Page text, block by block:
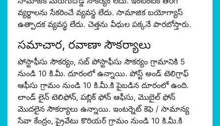
వ్యర్థాలను సేకరించే వ్యవస్థ లేదు. సామాజిక బయోగ్యాస్
ఉత్పాదక వ్యవస్థ లేదు. చెత్తను వీధుల పక్కనే పారబోస్తారు.
సమాచార, రవాణా సౌకర్యాలు
పోస్టాఫీసు సౌకర్యం, సబ్ పోస్టాఫీసు సౌకర్యం గ్రామానికి 5
నుండి 10 కి.మీ. దూరంలో ఉన్నాయి. పోస్ట్ అండ్ టెలిగ్రాఫ్
ఆఫీసు గ్రామం నుండి 10 కి.మీ.కి పైబడిన దూరంలో ఉంది.
లాండ్ లైన్ టెలిఫోన్, పబ్లిక్ ఫోన్ ఆఫీసు, మొబైల్ ఫోన్
మొదలైన సౌకర్యాలు ఉన్నాయి. ఇంటర్నెట్ కెఫె / సామాన్య
సేవా కేంద్రం, ప్రైవేటు కొరియర్ గ్రామం నుండి 10 కి.మీ.కి